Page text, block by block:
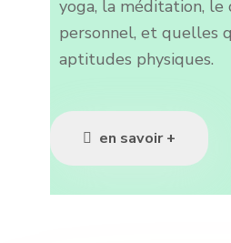
yoga, la méditation,
personnel, et quelles
aptitudes physiques.
en savoir +